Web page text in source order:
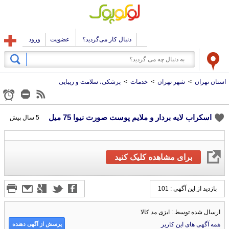
دنبال کار می‌گردید؟ عضویت ورود
استان تهران > شهر تهران > خدمات > پزشکی، سلامت و زیبایی
اسکراب لایه بردار و ملایم پوست صورت نیوا 75 میل 5 سال پیش
برای مشاهده کلیک کنید
بازدید از این آگهی : 101
ارسال شده توسط : ایزی مد کالا
همه آگهی های این کاربر
پرسش از آگهی دهنده